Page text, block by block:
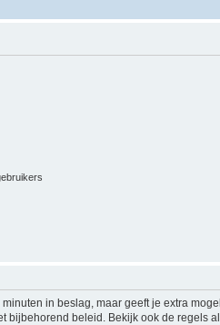
in beslag, maar geeft je extra
beleid. Bekijk ook de regels